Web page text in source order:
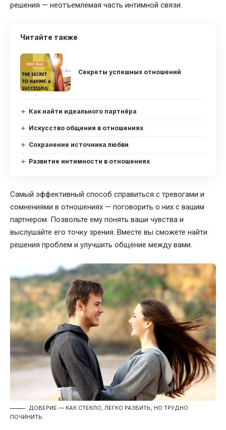
решения — неотъемлемая часть интимной связи.
Читайте также
Секреты успешных отношений
Как найти идеального партнёра
Искусство общения в отношениях
Сохранение источника любви
Развитие интимности в отношениях
Самый эффективный способ справиться с тревогами и
сомнениями в отношениях — поговорить о них с вашим
партнером. Позвольте ему понять ваши чувства и
выслушайте его точку зрения. Вместе вы сможете найти
решения проблем и улучшить общение между вами.
ДОВЕРИЕ — КАК СТЕКЛО, ЛЕГКО РАЗБИТЬ, НО ТРУДНО
ПОЧИНИТЬ